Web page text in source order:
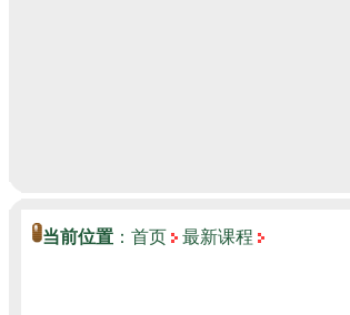
当前位置 ： 首页 最新课程